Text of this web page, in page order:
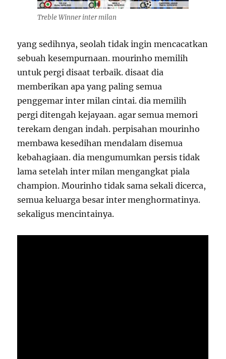
Treble Winner inter milan
yang sedihnya, seolah tidak ingin mencacatkan
sebuah kesempurnaan. mourinho memilih
untuk pergi disaat terbaik. disaat dia
memberikan apa yang paling semua
penggemar inter milan cintai. dia memilih
pergi ditengah kejayaan. agar semua memori
terekam dengan indah. perpisahan mourinho
membawa kesedihan mendalam disemua
kebahagiaan. dia mengumumkan persis tidak
lama setelah inter milan mengangkat piala
champion. Mourinho tidak sama sekali dicerca,
semua keluarga besar inter menghormatinya.
sekaligus mencintainya.